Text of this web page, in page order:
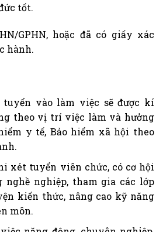
tốt.
GPHN, hoặc đã có giấy xác
hành.
vào làm việc sẽ được kí
theo vị trí việc làm và hưởng
y tế, Bảo hiểm xã hội theo
xét tuyển viên chức, có cơ hội
nghề nghiệp, tham gia các lớp
kiến thức, nâng cao kỹ năng
môn.